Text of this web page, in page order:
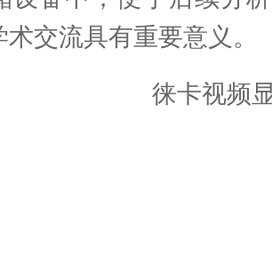
交流具有重要意义。